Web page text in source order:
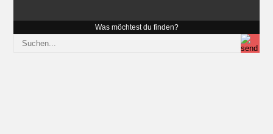
Was möchtest du finden?